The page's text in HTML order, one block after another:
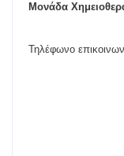
Μονάδα
Τηλέφωνο